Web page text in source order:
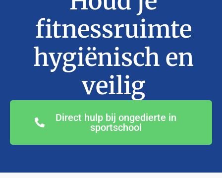
fitnessruimte
hygiënisch en
veilig
Direct hulp bij ongedierte in
sportschool